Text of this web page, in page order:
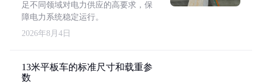
足不同领域对电力供应的高要求，保
障电力系统稳定运行。
2026年8月4日
13米平板车的标准尺寸和载重参
数